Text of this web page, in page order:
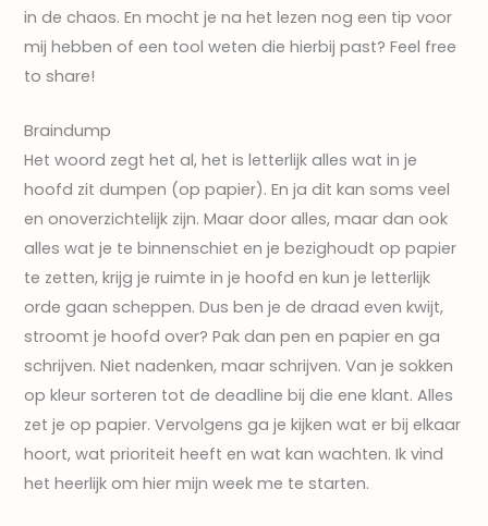
in de chaos. En mocht je na het lezen nog een tip voor
mij hebben of een tool weten die hierbij past? Feel free
to share!
Braindump
Het woord zegt het al, het is letterlijk alles wat in je
hoofd zit dumpen (op papier). En ja dit kan soms veel
en onoverzichtelijk zijn. Maar door alles, maar dan ook
alles wat je te binnenschiet en je bezighoudt op papier
te zetten, krijg je ruimte in je hoofd en kun je letterlijk
orde gaan scheppen. Dus ben je de draad even kwijt,
stroomt je hoofd over? Pak dan pen en papier en ga
schrijven. Niet nadenken, maar schrijven. Van je sokken
op kleur sorteren tot de deadline bij die ene klant. Alles
zet je op papier. Vervolgens ga je kijken wat er bij elkaar
hoort, wat prioriteit heeft en wat kan wachten. Ik vind
het heerlijk om hier mijn week me te starten.